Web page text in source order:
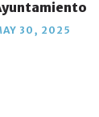
30, 2025